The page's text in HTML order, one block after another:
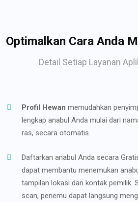
Optimalkan Cara Anda
Detail Setiap Layanan
Profil Hewan memudahkan
lengkap anabul Anda mulai dari
ras, secara otomatis.
Daftarkan anabul Anda secara
dapat membantu menemukan
tampilan lokasi dan kontak pemilik.
scan, penemu dapat langsung